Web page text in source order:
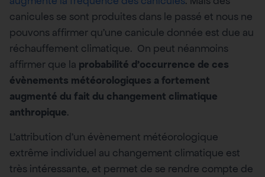
canicules se sont produites dans le passé et nous ne
pouvons affirmer qu’une canicule donnée est due au
réchauffement climatique. On peut néanmoins
affirmer que la probabilité d’occurrence de ces
évènements météorologiques a fortement
augmenté du fait du changement climatique
anthropique.
L’attribution d’un évènement météorologique
extrême individuel au changement climatique est
très intéressante, et permet de se rendre compte de